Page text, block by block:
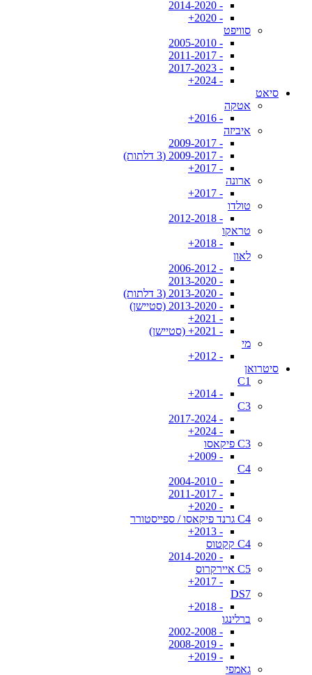
- 2014-2020
- 2020+
סוויפט
- 2005-2010
- 2011-2017
- 2017-2023
- 2024+
סיאט
אטקה
- 2016+
איביזה
- 2009-2017
- 2009-2017 (3 דלתות)
- 2017+
ארונה
- 2017+
טולדו
- 2012-2018
טראקו
- 2018+
לאון
- 2006-2012
- 2013-2020
- 2013-2020 (3 דלתות)
- 2013-2020 (סטיישן)
- 2021+
- 2021+ (סטיישן)
מי
- 2012+
סיטרואן
C1
- 2014+
C3
- 2017-2024
- 2024+
C3 פיקאסו
- 2009+
C4
- 2004-2010
- 2011-2017
- 2020+
C4 גרנד פיקאסו / ספייסטורר
- 2013+
C4 קקטוס
- 2014-2020
C5 איירקרוס
- 2017+
DS7
- 2018+
ברלינגו
- 2002-2008
- 2008-2019
- 2019+
גאמפי